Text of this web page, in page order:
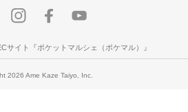
サイト『ポケットマルシェ（ポケマル）』
2026 Ame Kaze Taiyo, Inc.